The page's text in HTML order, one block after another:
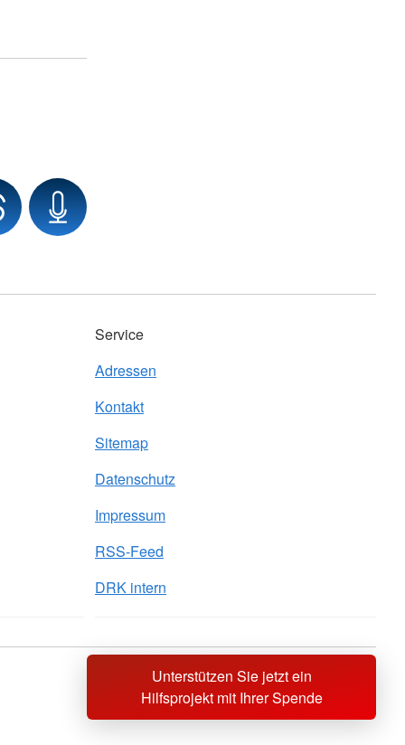
Unterstützen Sie jetzt ein
Hilfsprojekt mit Ihrer Spende
Service
Adressen
Kontakt
Sitemap
Datenschutz
Impressum
RSS-Feed
DRK intern
Sprache wechseln zu